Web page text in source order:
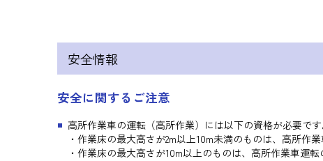
安全情報
安全に関するご注意
高所作業車の運転（高所作業）には以下の資格が必要です
・作業床の最大高さが2m以上10m未満のものは、高所作
・作業床の最大高さが10m以上のものは、高所作業車運転